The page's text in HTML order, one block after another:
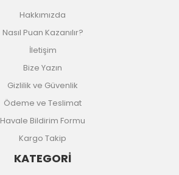
Hakkımızda
Nasıl Puan Kazanılır?
İletişim
Bize Yazın
Gizlilik ve Güvenlik
Ödeme ve Teslimat
Havale Bildirim Formu
Kargo Takip
KATEGORİ